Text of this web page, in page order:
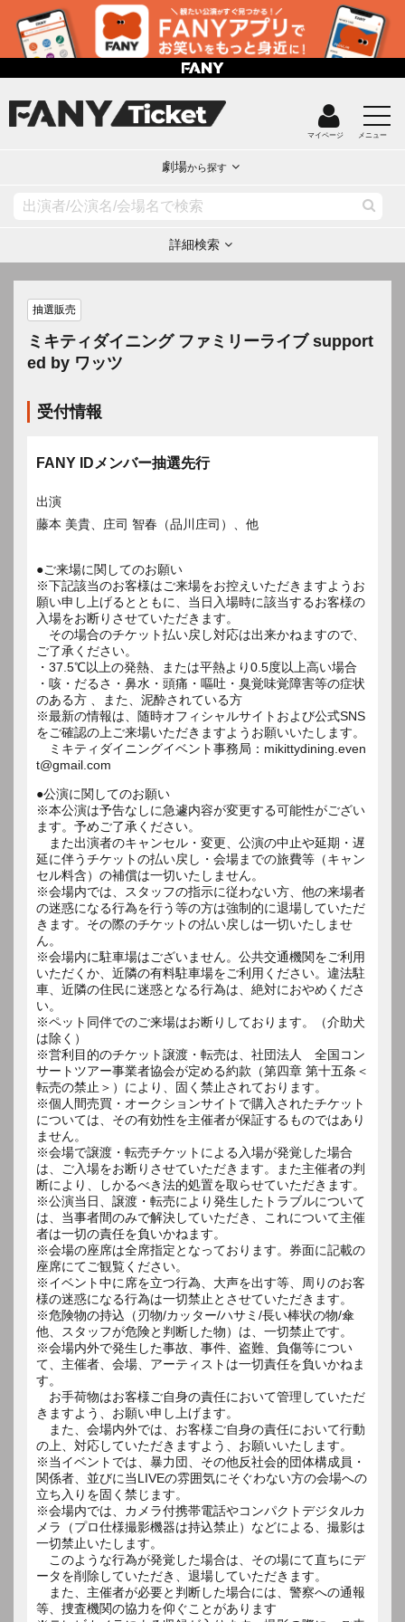
マイページ メニュー
劇場から探す
詳細検索
抽選販売
ミキティダイニング ファミリーライブ support
ed by ワッツ
受付情報
FANY IDメンバー抽選先行
出演
藤本 美貴、庄司 智春（品川庄司）、他
●ご来場に関してのお願い
※下記該当のお客様はご来場をお控えいただきますようお
願い申し上げるとともに、当日入場時に該当するお客様の
入場をお断りさせていただきます。
その場合のチケット払い戻し対応は出来かねますので、
ご了承ください。
・37.5℃以上の発熱、または平熱より0.5度以上高い場合
・咳・だるさ・鼻水・頭痛・嘔吐・臭覚味覚障害等の症状
のある方 、また、泥酔されている方
※最新の情報は、随時オフィシャルサイトおよび公式SNS
をご確認の上ご来場いただきますようお願いいたします。
ミキティダイニングイベント事務局：mikittydining.even
t@gmail.com
●公演に関してのお願い
※本公演は予告なしに急遽内容が変更する可能性がござい
ます。予めご了承ください。
また出演者のキャンセル・変更、公演の中止や延期・遅
延に伴うチケットの払い戻し・会場までの旅費等（キャン
セル料含）の補償は一切いたしません。
※会場内では、スタッフの指示に従わない方、他の来場者
の迷惑になる行為を行う等の方は強制的に退場していただ
きます。その際のチケットの払い戻しは一切いたしませ
ん。
※会場内に駐車場はございません。公共交通機関をご利用
いただくか、近隣の有料駐車場をご利用ください。違法駐
車、近隣の住民に迷惑となる行為は、絶対におやめくださ
い。
※ペット同伴でのご来場はお断りしております。（介助犬
は除く）
※営利目的のチケット譲渡・転売は、社団法人 全国コン
サートツアー事業者協会が定める約款（第四章 第十五条＜
転売の禁止＞）により、固く禁止されております。
※個人間売買・オークションサイトで購入されたチケット
については、その有効性を主催者が保証するものではあり
ません。
※会場で譲渡・転売チケットによる入場が発覚した場合
は、ご入場をお断りさせていただきます。また主催者の判
断により、しかるべき法的処置を取らせていただきます。
※公演当日、譲渡・転売により発生したトラブルについて
は、当事者間のみで解決していただき、これについて主催
者は一切の責任を負いかねます。
※会場の座席は全席指定となっております。券面に記載の
座席にてご観覧ください。
※イベント中に席を立つ行為、大声を出す等、周りのお客
様の迷惑になる行為は一切禁止とさせていただきます。
※危険物の持込（刃物/カッター/ハサミ/長い棒状の物/傘
他、スタッフが危険と判断した物）は、一切禁止です。
※会場内外で発生した事故、事件、盗難、負傷等につい
て、主催者、会場、アーティストは一切責任を負いかねま
す。
お手荷物はお客様ご自身の責任において管理していただ
きますよう、お願い申し上げます。
また、会場内外では、お客様ご自身の責任において行動
の上、対応していただきますよう、お願いいたします。
※当イベントでは、暴力団、その他反社会的団体構成員・
関係者、並びに当LIVEの雰囲気にそぐわない方の会場への
立ち入りを固く禁じます。
※会場内では、カメラ付携帯電話やコンパクトデジタルカ
メラ（プロ仕様撮影機器は持込禁止）などによる、撮影は
一切禁止いたします。
このような行為が発覚した場合は、その場にて直ちにデ
ータを削除していただき、退場していただきます。
また、主催者が必要と判断した場合には、警察への通報
等、捜査機関の協力を仰ぐことがあります